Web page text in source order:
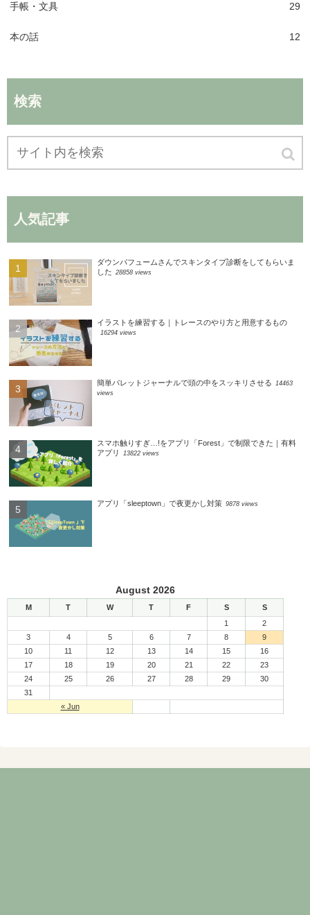
手帳・文具 29
本の話 12
検索
人気記事
ダウンパフュームさんでスキンタイプ診断をしてもらいま
した 28858 views
イラストを練習する｜トレースのやり方と用意するもの
16294 views
簡単バレットジャーナルで頭の中をスッキリさせる 14463
views
スマホ触りすぎ…!をアプリ「Forest」で制限できた｜有料
アプリ
13822 views
アプリ「sleeptown」で夜更かし対策 9878 views
August 2026
M T W T F S S
« Jun
1
2
3
4 5 6 7 8
9
10
11 12 13 14 15
16
17
18 19 20 21 22
23
24
25 26 27 28 29
30
31